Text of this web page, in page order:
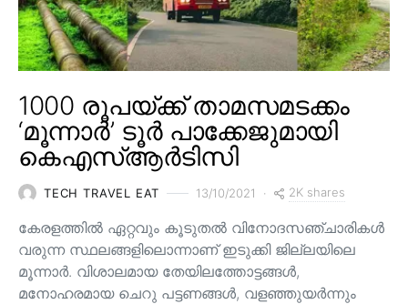
1000 രൂപയ്ക്ക് താമസമടക്കം
‘മൂന്നാർ’ ടൂർ പാക്കേജുമായി
കെഎസ്ആർടിസി
TECH TRAVEL EAT 13/10/2021 2K shares
കേരളത്തിൽ ഏറ്റവും കൂടുതൽ വിനോദസഞ്ചാരികൾ
വരുന്ന സ്ഥലങ്ങളിലൊന്നാണ് ഇടുക്കി ജില്ലയിലെ
മൂന്നാർ. വിശാലമായ തേയിലത്തോട്ടങ്ങള്‍,
മനോഹരമായ ചെറു പട്ടണങ്ങള്‍, വളഞ്ഞുയര്‍ന്നും